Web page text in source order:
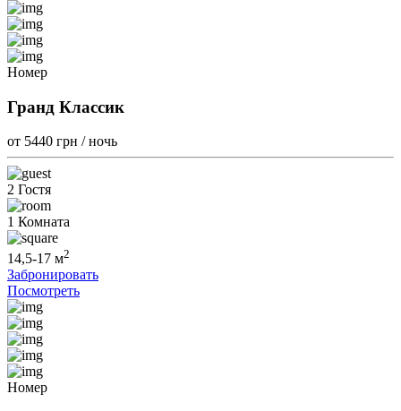
Номер
Гранд Классик
от 5440 грн / ночь
2 Гостя
1 Комната
14,5-17 м2
Забронировать
Посмотреть
Номер